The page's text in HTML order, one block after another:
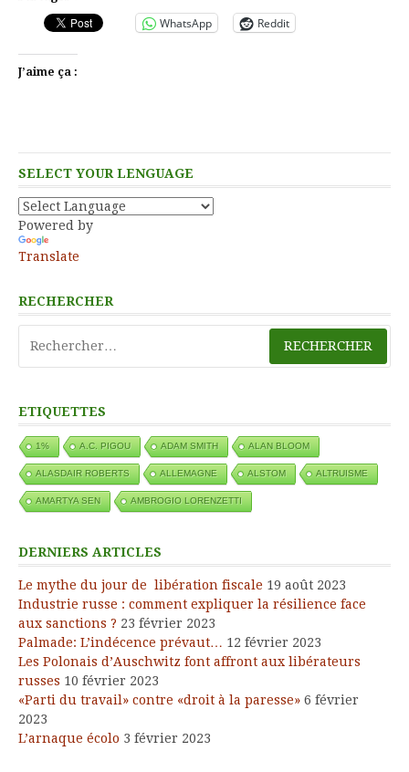
WhatsApp Reddit
J’aime ça :
SELECT YOUR LENGUAGE
Powered by
Translate
RECHERCHER
ETIQUETTES
1% A.C. PIGOU ADAM SMITH ALAN BLOOM
ALASDAIR ROBERTS ALLEMAGNE ALSTOM ALTRUISME
AMARTYA SEN AMBROGIO LORENZETTI
DERNIERS ARTICLES
Le mythe du jour de libération fiscale 19 août 2023
Industrie russe : comment expliquer la résilience face
aux sanctions ? 23 février 2023
Palmade: L’indécence prévaut… 12 février 2023
Les Polonais d’Auschwitz font affront aux libérateurs
russes 10 février 2023
«Parti du travail» contre «droit à la paresse» 6 février
2023
L’arnaque écolo 3 février 2023